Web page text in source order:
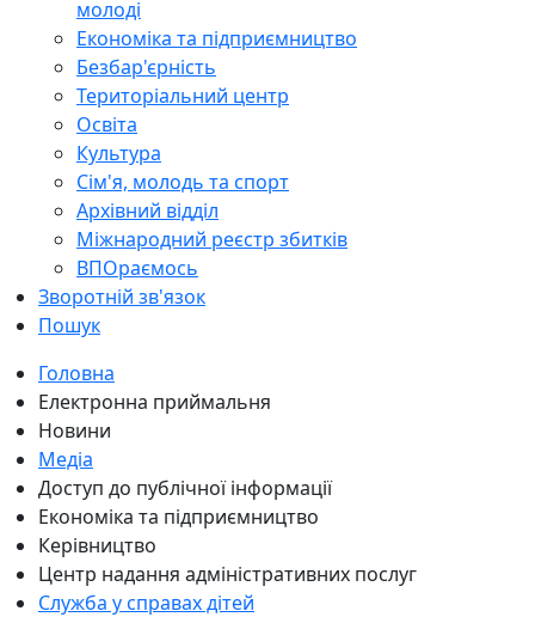
молоді
Економіка та підприємництво
Безбар'єрність
Територіальний центр
Освіта
Культура
Сім'я, молодь та спорт
Архівний відділ
Міжнародний реєстр збитків
ВПОраємось
Зворотній зв'язок
Пошук
Головна
Електронна приймальня
Новини
Медіа
Доступ до публічної інформації
Економіка та підприємництво
Керівництво
Центр надання адміністративних послуг
Служба у справах дітей